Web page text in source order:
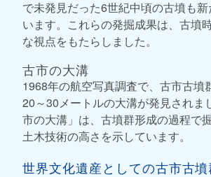
で未発見だった6世紀中頃の古墳も
います。これらの発掘成果は、古墳
な視点をもたらしました。
古市の大溝
1968年の航空写真調査で、古市古墳
20～30メートルの大溝が発見されま
市の大溝」は、古墳群形成の過程で
土木技術の高さを示しています。
世界文化遺産としての古市古墳